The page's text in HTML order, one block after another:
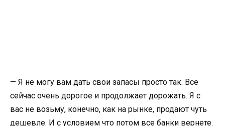
— Я не могу вам дать свои запасы просто так. Все
сейчас очень дорогое и продолжает дорожать. Я с
вас не возьму, конечно, как на рынке, продают чуть
дешевле. И с условием что потом все банки вернете.